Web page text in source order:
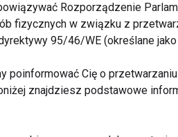
ortodoncji dziecięcej
musiało nosić aparat
przez całe dzieciństwo
Dążymy do tego, aby
i skuteczne. Po nich
Rozporządzenie
fizycznych w związku z
95/46/WE (określane jako
poinformować Cię o
znajdziesz podstawowe